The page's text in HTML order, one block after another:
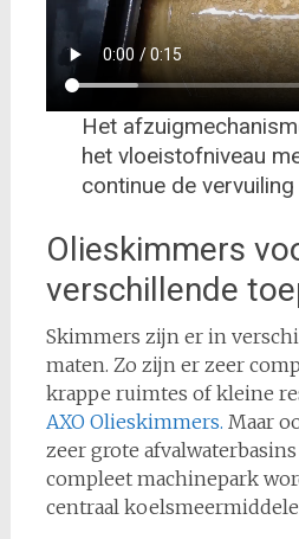
Het
het vloeistofniveau
continue de
Olieskimmers
verschillende
Skimmers zijn er in
maten. Zo zijn er zeer
krappe ruimtes of kleine
AXO Olieskimmers. Maar
zeer grote
compleet machinepark
centraal